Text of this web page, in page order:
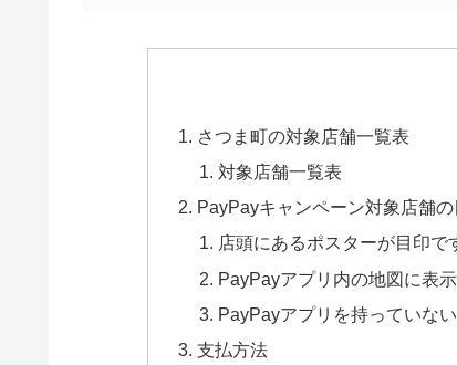
さつま町の対象店舗一覧表
対象店舗一覧表
PayPayキャンペーン対象店舗
店頭にあるポスターが目印で
PayPayアプリ内の地図に表示
PayPayアプリを持っていな
支払方法